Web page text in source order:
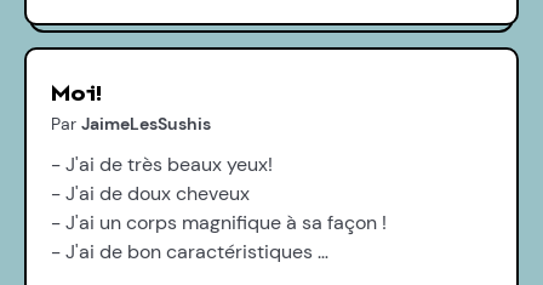
Moi!
Par JaimeLesSushis
- J'ai de très beaux yeux!
- J'ai de doux cheveux
- J'ai un corps magnifique à sa façon !
- J'ai de bon caractéristiques …